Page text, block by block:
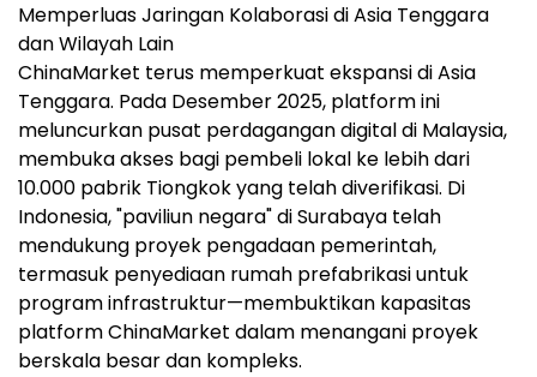
Memperluas Jaringan Kolaborasi di Asia Tenggara
dan Wilayah Lain
ChinaMarket terus memperkuat ekspansi di Asia
Tenggara. Pada Desember 2025, platform ini
meluncurkan pusat perdagangan digital di Malaysia,
membuka akses bagi pembeli lokal ke lebih dari
10.000 pabrik Tiongkok yang telah diverifikasi. Di
Indonesia, "paviliun negara" di Surabaya telah
mendukung proyek pengadaan pemerintah,
termasuk penyediaan rumah prefabrikasi untuk
program infrastruktur—membuktikan kapasitas
platform ChinaMarket dalam menangani proyek
berskala besar dan kompleks.